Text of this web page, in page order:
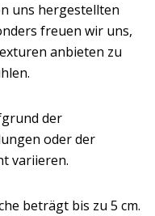
uns hergestellten
freuen wir uns,
anbieten zu
der
oder der
variieren.
beträgt bis zu 5 cm.